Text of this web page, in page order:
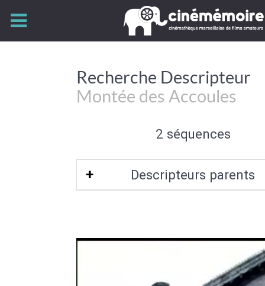
Recherche Descripteur
Montée des Accoules
2 séquences
Descripteurs parents
méditerranéen français|Sud-Est de
Union
Europe